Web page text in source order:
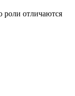
роли отличаются